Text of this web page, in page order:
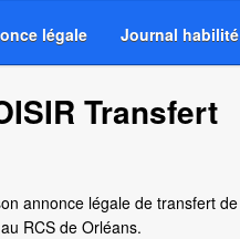
légale Journal habilité
Transfert
annonce légale de transfert de
RCS de Orléans.